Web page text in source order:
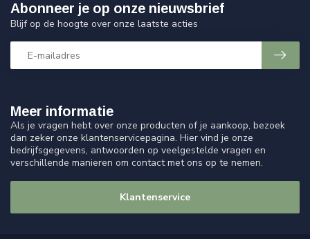
Meer informatie
Als je vragen hebt over onze producten of je aankoop, bezoek
dan zeker onze klantenservicepagina. Hier vind je onze
bedrijfsgegevens, antwoorden op veelgestelde vragen en
verschillende manieren om contact met ons op te nemen.
Klantenservice
Abonneer je op onze nieuwsbrief
Blijf op de hoogte over onze laatste acties